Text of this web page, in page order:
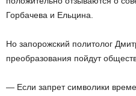
Горбачева и Ельцина.
Но запорожский политолог
преобразования пойдут
— Если запрет символики